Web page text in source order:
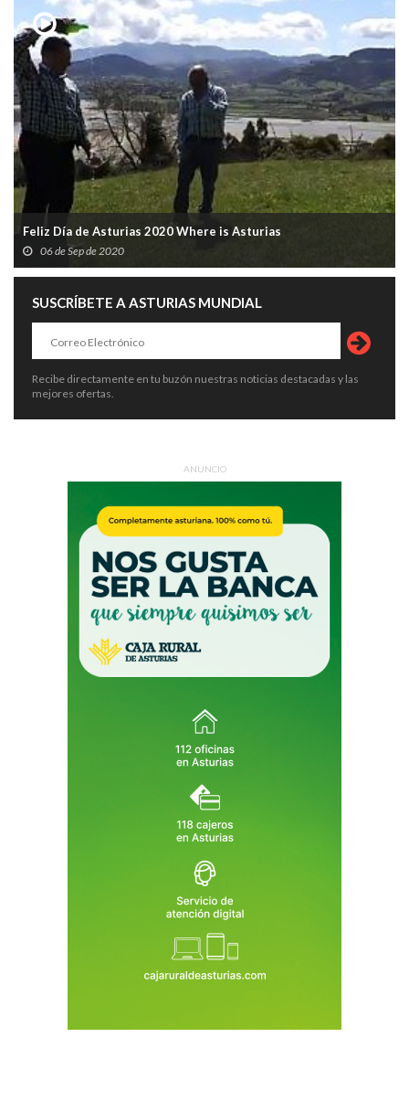
Feliz Día de Asturias 2020 Where is Asturias
06 de Sep de 2020
SUSCRÍBETE A ASTURIAS MUNDIAL
Recibe directamente en tu buzón nuestras noticias destacadas y las
mejores ofertas.
ANUNCIO